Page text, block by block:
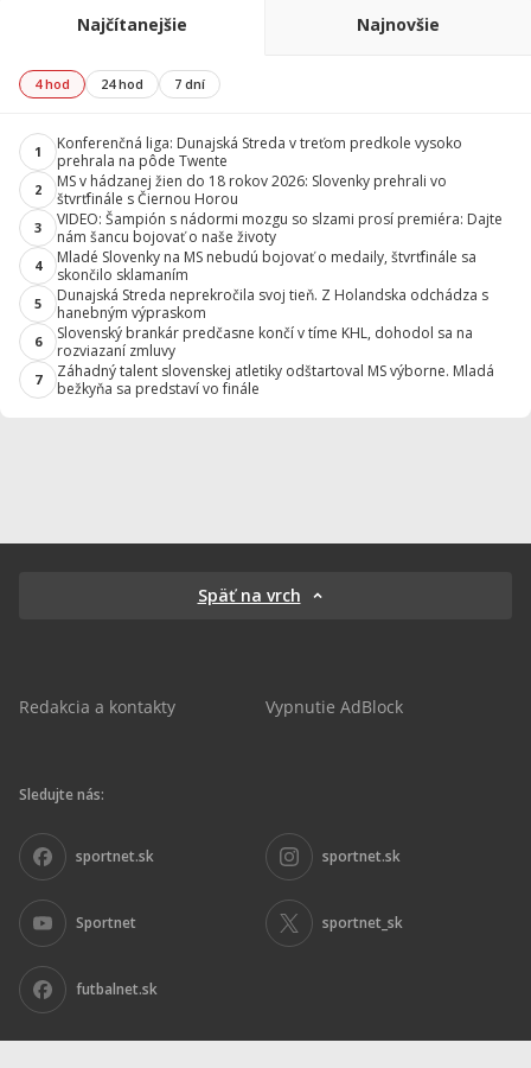
Najčítanejšie Najnovšie
4 hod 24 hod 7 dní
1
Konferenčná liga: Dunajská Streda v treťom predkole vysoko
prehrala na pôde Twente
2
MS v hádzanej žien do 18 rokov 2026: Slovenky prehrali vo
štvrťfinále s Čiernou Horou
3
VIDEO: Šampión s nádormi mozgu so slzami prosí premiéra: Dajte
nám šancu bojovať o naše životy
4
Mladé Slovenky na MS nebudú bojovať o medaily, štvrťfinále sa
skončilo sklamaním
5
Dunajská Streda neprekročila svoj tieň. Z Holandska odchádza s
hanebným výpraskom
6
Slovenský brankár predčasne končí v tíme KHL, dohodol sa na
rozviazaní zmluvy
7
Záhadný talent slovenskej atletiky odštartoval MS výborne. Mladá
bežkyňa sa predstaví vo finále
Späť na vrch
Redakcia a kontakty Vypnutie AdBlock
Sledujte nás:
sportnet.sk sportnet.sk
Sportnet sportnet_sk
futbalnet.sk